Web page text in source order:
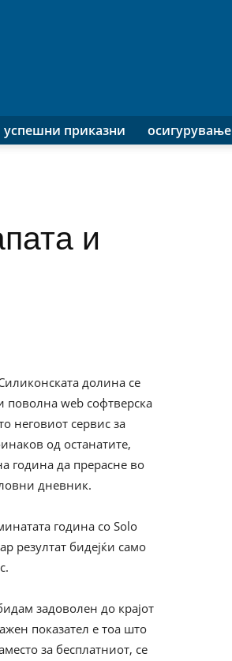
успешни приказни осигурување
и
долина се
поволна web софтверска
неговиот сервис за
од останатите,
година да прерасне во
дневник.
година со Solо
резултат бидејќи само
задоволен до крајот
показател е тоа што
за бесплатниот, се